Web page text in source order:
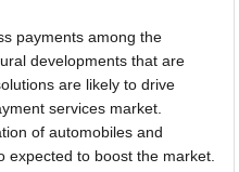
payments among the
developments that are
are likely to drive
services market.
of automobiles and
expected to boost the market.